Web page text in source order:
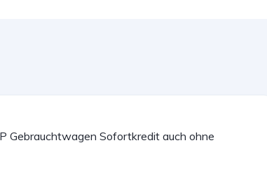
Gebrauchtwagen Sofortkredit auch ohne